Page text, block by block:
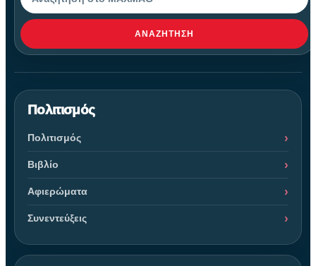
ΑΝΑΖΉΤΗΣΗ
Πολιτισμός
Πολιτισμός
Βιβλίο
Αφιερώματα
Συνεντεύξεις